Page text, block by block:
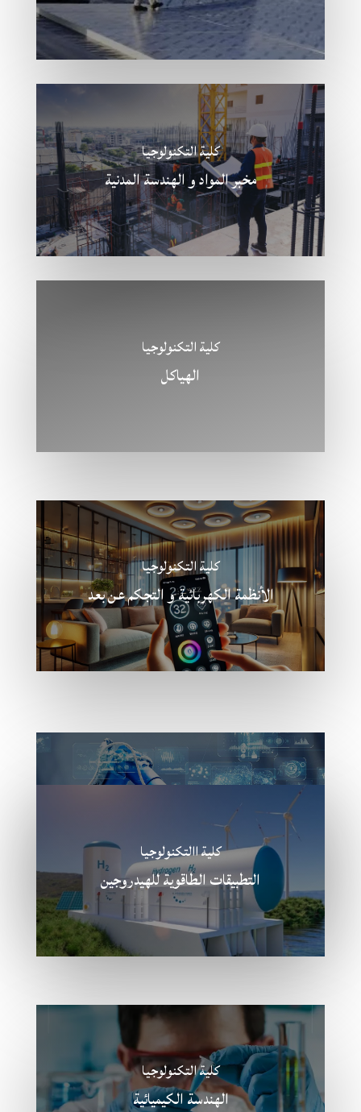
كلية التكنولوجيا
مخبر المواد و الهندسة المدنية
كلية التكنولوجيا
الهياكل
كلية التكنولوجيا
الأنظمة الكهربائية و التجكم عن بعد
كلية التنولوجيا
الدراسات و البحث في التكنولوجيا الصناعية
كلية االتكنولوجيا
التطبيقات الطاقوية للهيدروجين
كلية التكنولوجيا
الهندسة الكيميائية